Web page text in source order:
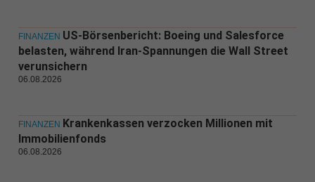
FINANZEN US-Börsenbericht: Boeing und Salesforce
belasten, während Iran-Spannungen die Wall Street
verunsichern
06.08.2026
FINANZEN Krankenkassen verzocken Millionen mit
Immobilienfonds
06.08.2026